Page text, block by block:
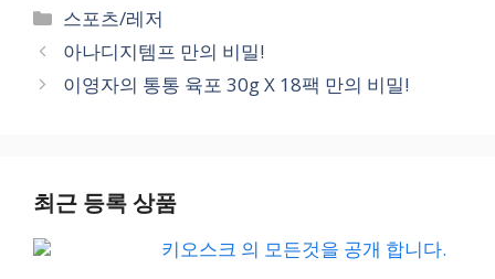
Categories
스포츠/레저
아나디지템프 만의 비밀!
이영자의 통통 육포 30g X 18팩 만의 비밀!
최근 등록 상품
키오스크 의 모든것을 공개 합니다.